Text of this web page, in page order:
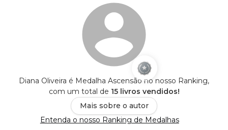
Diana Oliveira é Medalha Ascensão no nosso Ranking,
com um total de 15 livros vendidos!
Mais sobre o autor
Entenda o nosso Ranking de Medalhas